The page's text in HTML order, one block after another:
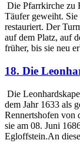
Die Pfarrkirche zu
Täufer geweiht.
restauriert. Der
auf dem Platz, auf
früher, bis sie neu
18. Die
Die
dem Jahr 1633 als
Rennertshofen von
sie am 08. Juni
Egloffstein.An